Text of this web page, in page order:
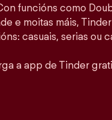
funcións como
e moitas máis,
casuais, serias ou
a app de Tinder